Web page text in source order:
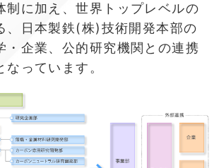
制に加え、世界トップレベルの
、日本製鉄(株)技術開発本部の
・企業、公的研究機関との連携
っています。